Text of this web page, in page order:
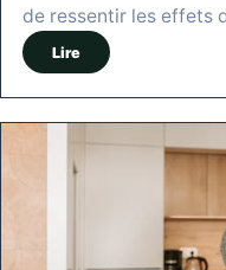
de ressentir les effets
Lire